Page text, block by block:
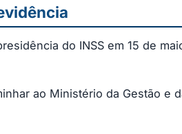
do INSS em 15 de
ao Ministério da Gestão e